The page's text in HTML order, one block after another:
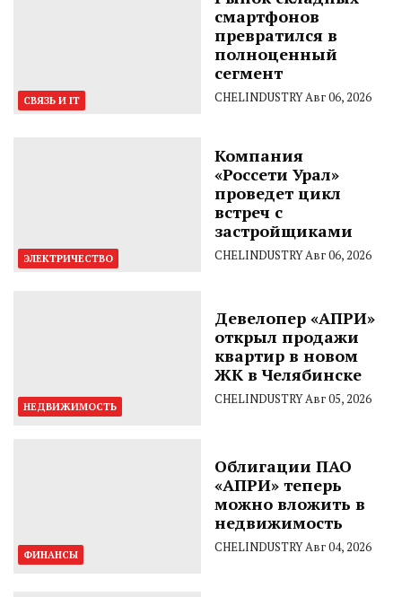
СВЯЗЬ И IT
смартфонов
превратился в
полноценный
сегмент
CHELINDUSTRYАвг 06, 2026
ЭЛЕКТРИЧЕСТВО
Компания
«Россети Урал»
проведет цикл
встреч с
застройщиками
CHELINDUSTRYАвг 06, 2026
НЕДВИЖИМОСТЬ
Девелопер «АПРИ»
открыл продажи
квартир в новом
ЖК в Челябинске
CHELINDUSTRYАвг 05, 2026
ФИНАНСЫ
Облигации ПАО
«АПРИ» теперь
можно вложить в
недвижимость
CHELINDUSTRYАвг 04, 2026